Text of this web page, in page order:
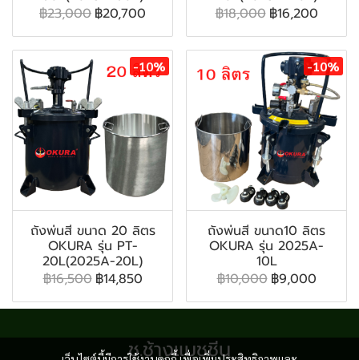
฿23,000 ฿20,700
฿18,000 ฿16,200
-10%
ถังพ่นสี ขนาด 20 ลิตร
OKURA รุ่น PT-
20L(2025A-20L)
฿16,500 ฿14,850
-10%
ถังพ่นสี ขนาด10 ลิตร
OKURA รุ่น 2025A-
10L
฿10,000 ฿9,000
ช.ช้างแมชชีน